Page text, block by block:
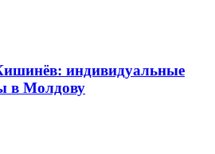
индивидуальные
в Молдову